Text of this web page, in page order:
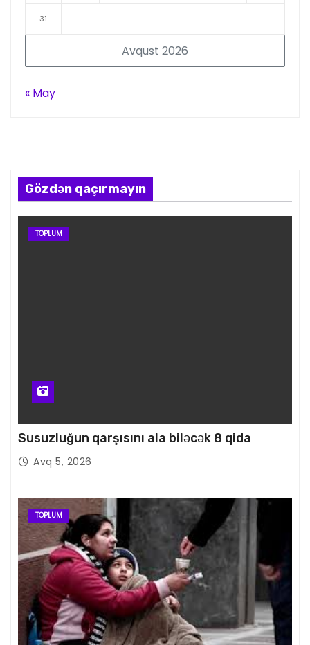
Avqust 2026
31
« May
Gözdən qaçırmayın
TOPLUM
Susuzluğun qarşısını ala biləcək 8 qida
Avq 5, 2026
TOPLUM